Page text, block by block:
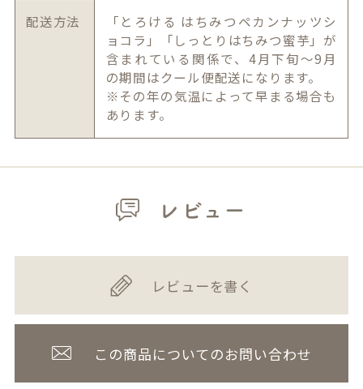
配送方法
「とろける はちみつペカンナッツシ
ョコラ」「しっとりはちみつ蜜芋」が
含まれている関係で、4月下旬～9月
の期間はクール便配送になります。
※その年の気温によって早まる場合も
あります。
レビュー
レビューを書く
この商品についてのお問い合わせ